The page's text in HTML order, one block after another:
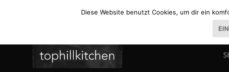
Diese Website benutzt Cookies, um dir ein